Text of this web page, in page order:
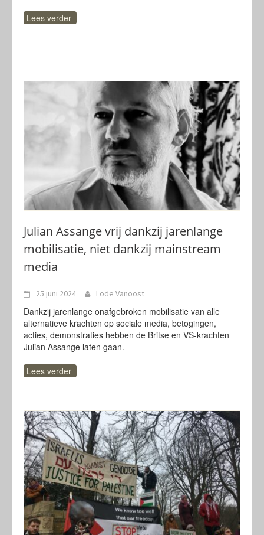
Lees verder
Julian Assange vrij dankzij jarenlange
mobilisatie, niet dankzij mainstream
media
25 juni 2024 Lode Vanoost
Dankzij jarenlange onafgebroken mobilisatie van alle
alternatieve krachten op sociale media, betogingen,
acties, demonstraties hebben de Britse en VS-krachten
Julian Assange laten gaan.
Lees verder